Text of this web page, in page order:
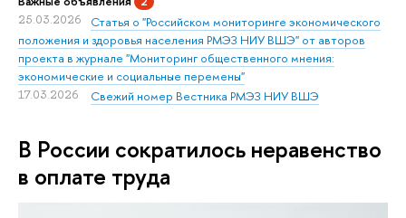
25.03.2026
Статья о "Российском мониторинге экономического
положения и здоровья населения РМЭЗ НИУ ВШЭ" от авторов
проекта в журнале "Мониторинг общественного мнения:
экономические и социальные перемены"
17.03.2026 Свежий номер Вестника РМЭЗ НИУ ВШЭ
В России сократилось неравенство
в оплате труда